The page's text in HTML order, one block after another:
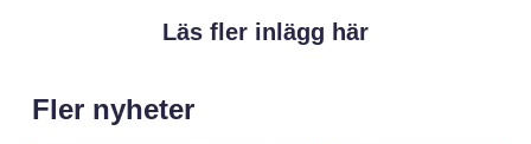
Läs fler inlägg här
Fler nyheter